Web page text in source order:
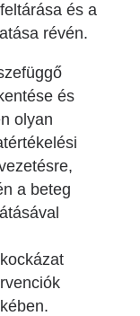
és a
révén.
és
olyan
a beteg